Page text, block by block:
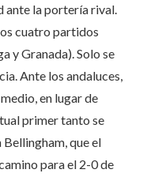
ante la portería rival.
cuatro partidos
y Granada). Solo se
Ante los andaluces,
en lugar de
primer tanto se
Bellingham, que el
para el 2-0 de